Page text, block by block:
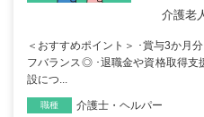
介護老
＜おすすめポイント＞ ･賞与3か月
フバランス◎ ･退職金や資格取得支
設につ...
職種 介護士・ヘルパー